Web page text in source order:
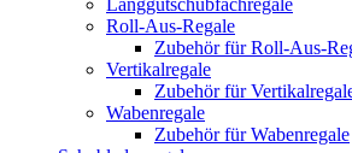
Langgutschubfachregale
Roll-Aus-Regale
Zubehör für Roll-Aus-
Vertikalregale
Zubehör für
Wabenregale
Zubehör für Wabenregale